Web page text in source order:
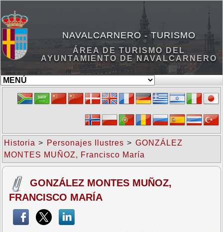
NAVALCARNERO - TURISMO
ÁREA DE TURISMO DEL
AYUNTAMIENTO DE NAVALCARNERO
Historia > Personajes Ilustres > GONZÁLEZ
MONTES MUÑOZ, Francisco María
GONZÁLEZ MONTES MUÑOZ,
FRANCISCO MARÍA